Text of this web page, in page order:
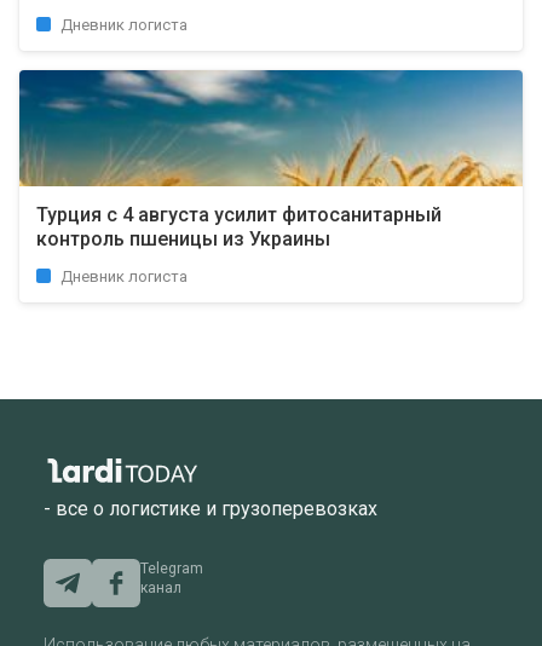
Дневник логиста
Турция с 4 августа усилит фитосанитарный
контроль пшеницы из Украины
Дневник логиста
- все о логистике и грузоперевозках
Telegram
канал